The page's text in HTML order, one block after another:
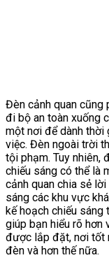
Đèn cảnh quan cũng
đi bộ an toàn xuống
một nơi để dành thời
việc. Đèn ngoài trời
tội phạm. Tuy nhiên,
chiếu sáng có thể là
cảnh quan chia sẻ
sáng các khu vực
kế hoạch chiếu sáng
giúp bạn hiểu rõ hơn
được lắp đặt, nơi tốt
đèn và hơn thế nữa.